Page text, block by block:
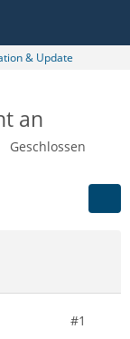
& Update
an
Geschlossen
#1